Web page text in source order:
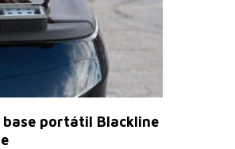
Leer Más
base portátil Blackline